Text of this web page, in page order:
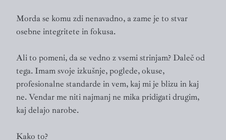
Morda se komu zdi nenavadno, a zame je to stvar
osebne integritete in fokusa.
Ali to pomeni, da se vedno z vsemi strinjam? Daleč od
tega. Imam svoje izkušnje, poglede, okuse,
profesionalne standarde in vem, kaj mi je blizu in kaj
ne. Vendar me niti najmanj ne mika pridigati drugim,
kaj delajo narobe.
Kako to?